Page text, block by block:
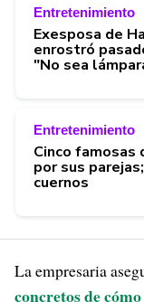
Entretenimiento
Exesposa de
enrostró
"No sea
Entretenimiento
Cinco famosas
por sus
cuernos
La empresaria
concretos de